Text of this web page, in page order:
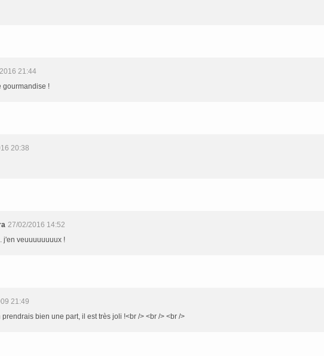
21:44
gourmandise !
20:38
27/02/2016 14:52
j'en veuuuuuuuux !
21:49
prendrais bien une part, il est très joli !<br /> <br /> <br />